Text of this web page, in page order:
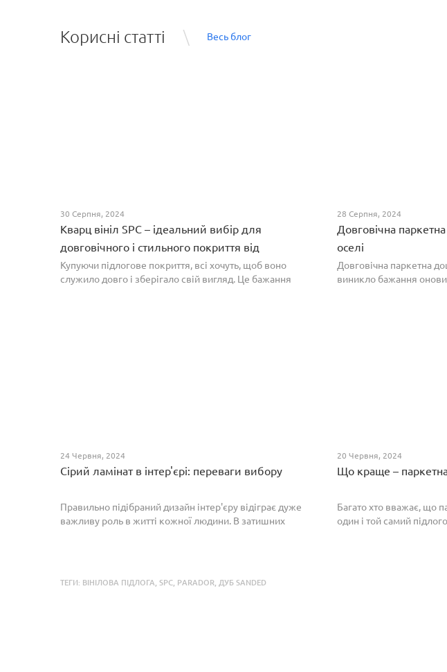
Корисні статті Весь блог
30 Серпня, 2024
Кварц вініл SPC – ідеальний вибір для
довговічного і стильного покриття від
PROFLOOR
Купуючи підлогове покриття, всі хочуть, щоб воно
служило довго і зберігало свій вигляд. Це бажання
28 Серпня, 2024
Довговічна
оселі
Довговічна паркетна
виникло бажання
24 Червня, 2024
Сірий ламінат в інтер'єрі: переваги вибору
Правильно підібраний дизайн інтер'єру відіграє дуже
важливу роль в житті кожної людини. В затишних
20 Червня, 2024
Що краще –
Багато хто вважає, що
один і той самий
ТЕГИ: ВІНІЛОВА ПІДЛОГА SPC PARADOR ДУБ SANDED